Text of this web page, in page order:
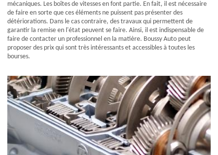
mécaniques. Les boîtes de vitesses en font partie. En fait, il est nécessaire
de faire en sorte que ces éléments ne puissent pas présenter des
détériorations. Dans le cas contraire, des travaux qui permettent de
garantir la remise en l'état peuvent se faire. Ainsi, il est indispensable de
faire de contacter un professionnel en la matière. Boussy Auto peut
proposer des prix qui sont très intéressants et accessibles à toutes les
bourses.